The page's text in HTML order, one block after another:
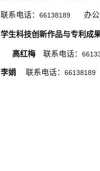
联系电话： 66138189 办
学生科技创新作品与专利成
高红梅 联系电话：
李娟 联系电话：66138189